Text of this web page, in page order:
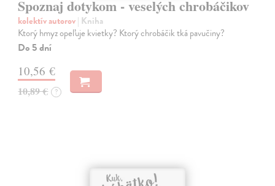
Spoznaj dotykom - veselých chrobáčikov
kolektív autorov| Kniha
Ktorý hmyz opeľuje kvietky? Ktorý chrobáčik tká pavučiny?
Do 5 dní
10,56 €
10,89 € ?